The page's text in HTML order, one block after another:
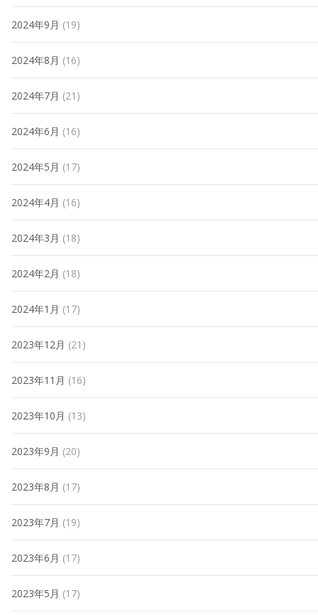
2024年9月 (19)
2024年8月 (16)
2024年7月 (21)
2024年6月 (16)
2024年5月 (17)
2024年4月 (16)
2024年3月 (18)
2024年2月 (18)
2024年1月 (17)
2023年12月 (21)
2023年11月 (16)
2023年10月 (13)
2023年9月 (20)
2023年8月 (17)
2023年7月 (19)
2023年6月 (17)
2023年5月 (17)